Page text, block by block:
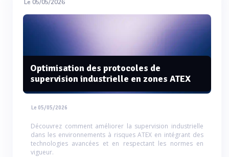
Le 05/05/2026
Optimisation des protocoles de
supervision industrielle en zones ATEX
Le 05/05/2026
Découvrez comment améliorer la supervision industrielle
dans les environnements à risques ATEX en intégrant des
technologies avancées et en respectant les normes en
vigueur.